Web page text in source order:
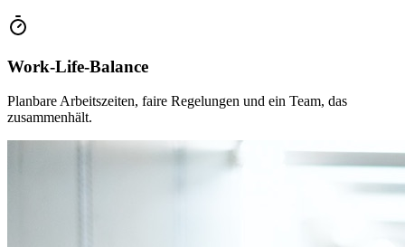
Work-Life-Balance
Planbare Arbeitszeiten, faire Regelungen und ein Team, das
zusammenhält.